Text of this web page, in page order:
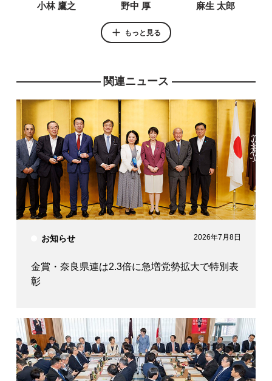
小林 鷹之 野中 厚 麻生 太郎
新藤 義孝 齋藤 健 平 将明
衆議院議員
江藤 拓
衆議院議員
福田 達夫
衆議院議員
萩生田 光一
もっと見る
関連ニュース
お知らせ 2026年7月8日
金賞・奈良県連は2.3倍に急増党勢拡大で特別表
彰